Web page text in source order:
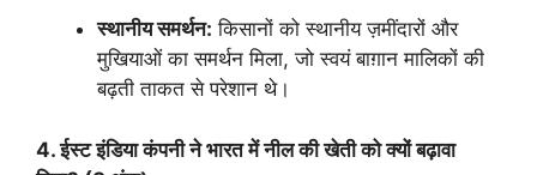
स्थानीय समर्थन: किसानों को स्थानीय ज़मींदारों और
मुखियाओं का समर्थन मिला, जो स्वयं बाग़ान मालिकों की
बढ़ती ताकत से परेशान थे।
4. ईस्ट इंडिया कंपनी ने भारत में नील की खेती को क्यों बढ़ावा